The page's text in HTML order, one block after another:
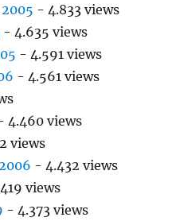
- 4.833 views
- 4.635 views
- 4.591 views
- 4.561 views
4.460 views
views
- 4.432 views
views
- 4.373 views